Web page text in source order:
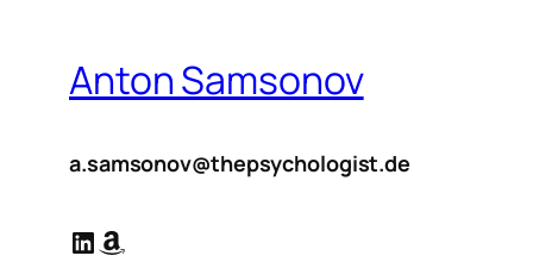
springenAnton Samsonov
a.samsonov@thepsychologist.de
LinkedIn
Amazon